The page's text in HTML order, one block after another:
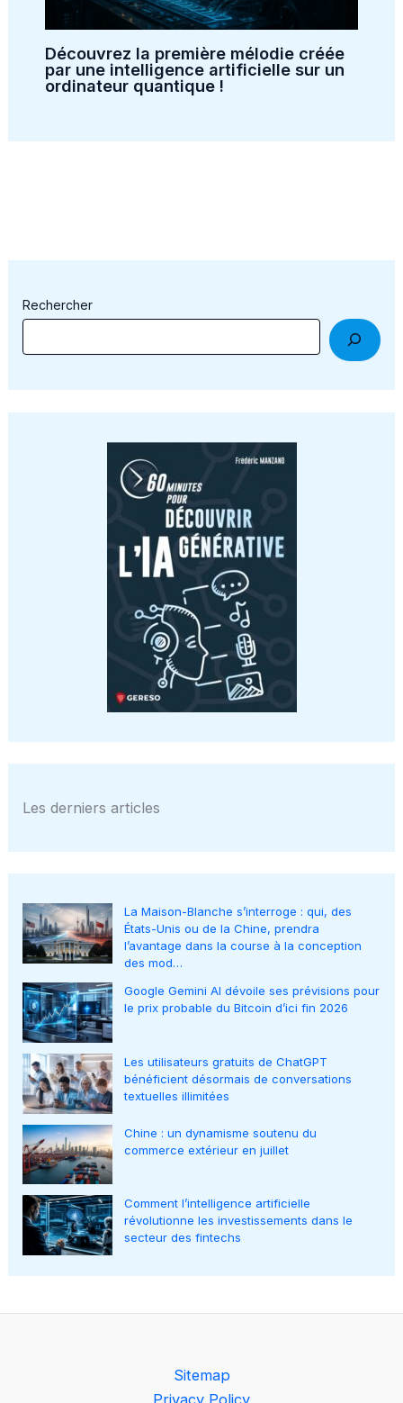
Découvrez la première mélodie créée
par une intelligence artificielle sur un
ordinateur quantique !
Rechercher
Les derniers articles
La Maison-Blanche s’interroge : qui, des
États-Unis ou de la Chine, prendra
l’avantage dans la course à la conception
des mod…
Google Gemini AI dévoile ses prévisions pour
le prix probable du Bitcoin d’ici fin 2026
Les utilisateurs gratuits de ChatGPT
bénéficient désormais de conversations
textuelles illimitées
Chine : un dynamisme soutenu du
commerce extérieur en juillet
Comment l’intelligence artificielle
révolutionne les investissements dans le
secteur des fintechs
Sitemap